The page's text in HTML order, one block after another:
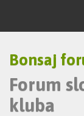
Bonsaj
Forum
kluba